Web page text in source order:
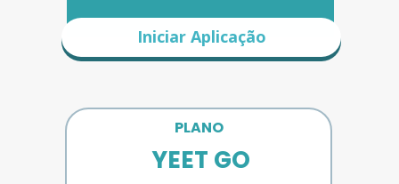
PLANO
YEET GO
Iniciar Aplicação